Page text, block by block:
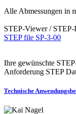
Alle Abmessungen in
STEP-Viewer / STEP-
STEP file SP-3-00
Ihre gewünschte
Anforderung STEP
Technische